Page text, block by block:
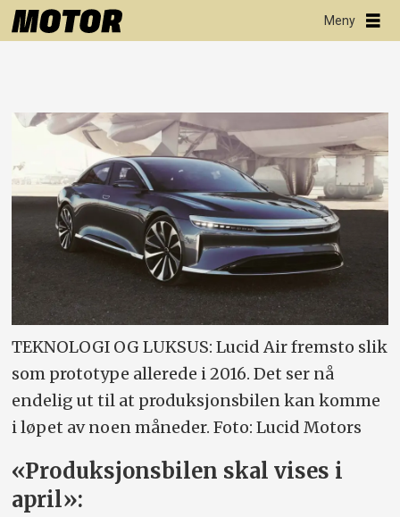
TEKNOLOGI OG LUKSUS: Lucid Air fremsto slik
som prototype allerede i 2016. Det ser nå
endelig ut til at produksjonsbilen kan komme
i løpet av noen måneder. Foto: Lucid Motors
«Produksjonsbilen skal vises i
april»: